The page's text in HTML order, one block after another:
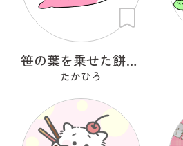
笹の葉を乗せた餅ちゃん
たかひろ